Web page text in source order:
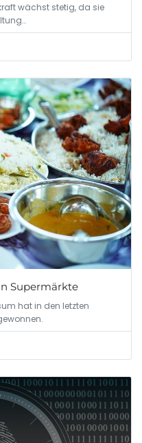
wächst stetig, da sie
Supermärkte
hat in den letzten